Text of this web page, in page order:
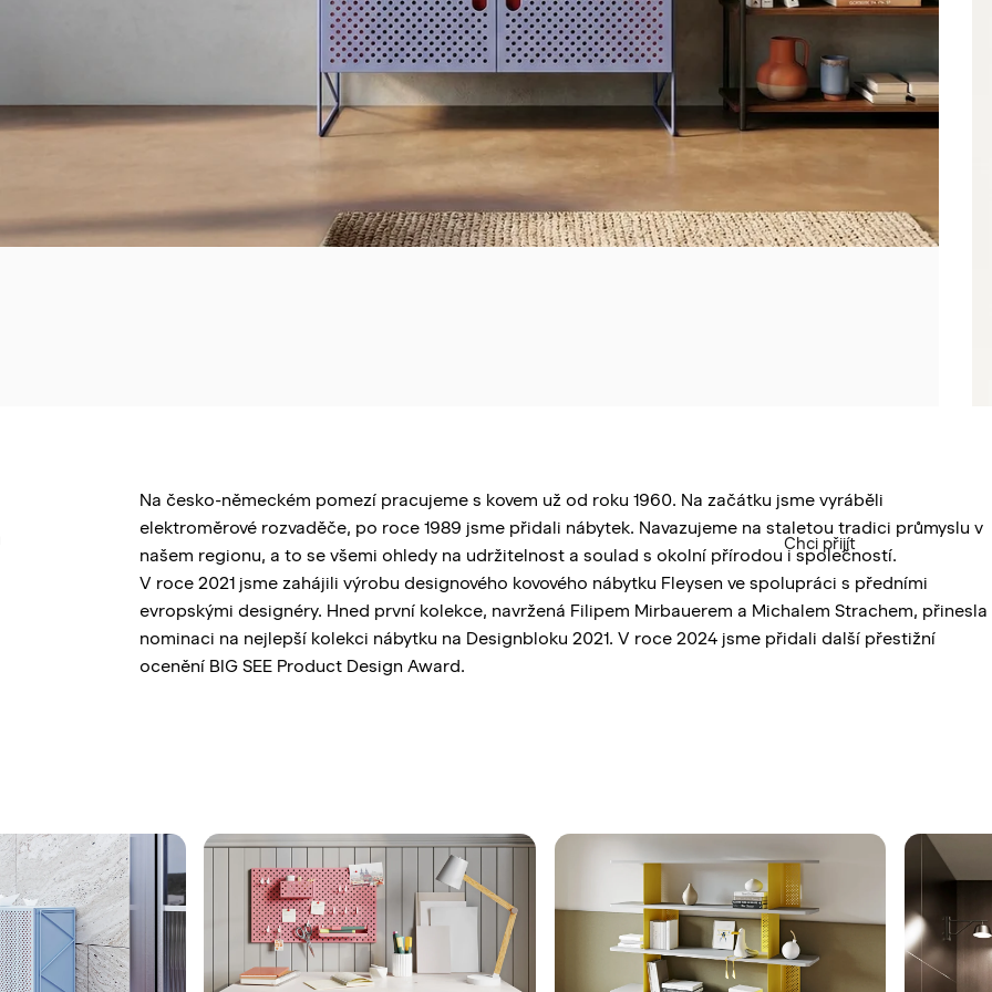
Chci přijít
Strana 1
Strana 2
Strana 3
Strana 4
Strana 5
Na česko-německém pomezí pracujeme s kovem už od roku 1960. Na začátku jsme vyráběli
elektroměrové rozvaděče, po roce 1989 jsme přidali nábytek. Navazujeme na staletou tradici průmyslu v
našem regionu, a to se všemi ohledy na udržitelnost a soulad s okolní přírodou i společností.
V roce 2021 jsme zahájili výrobu designového kovového nábytku Fleysen ve spolupráci s předními
evropskými designéry. Hned první kolekce, navržená Filipem Mirbauerem a Michalem Strachem, přinesla
nominaci na nejlepší kolekci nábytku na Designbloku 2021. V roce 2024 jsme přidali další přestižní
ocenění BIG SEE Product Design Award.